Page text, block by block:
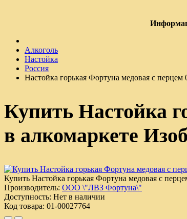
Алкоголь
Настойка
Россия
Настойка горькая Фортуна медовая с перцем
Купить Настойка
в алкомаркете
Купить Настойка горькая Фортуна медовая с
Производитель: ООО \"ЛВЗ Фортуна\"
Доступность: Нет в наличии
Код товара: 01-00027764